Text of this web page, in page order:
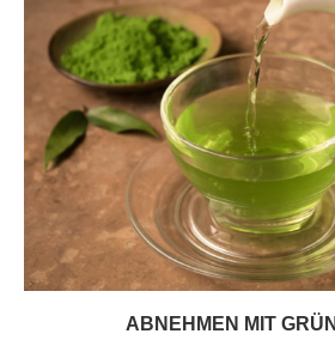
ABNEHMEN MIT